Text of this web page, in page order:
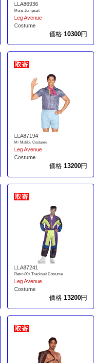
LLA86936
Mens Jumpsuit
Leg Avenue
Costume
価格 10300円
LLA87194
Mr Malibu Costume
Leg Avenue
Costume
価格 13200円
LLA87241
Retro 80s Tracksuit Costume
Leg Avenue
Costume
価格 13200円